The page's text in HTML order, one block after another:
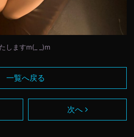
しますm(_ _)m
一覧へ戻る
次へ